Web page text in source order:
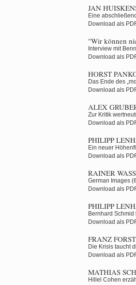
JAN
Eine
Download als
"Wir können
Interview mit
Download als
HORST
Das Ende des
Download als
ALEX
Zur Kritik
Download als
PHILIPP
Ein neuer
Download als
RAINER
German Images
Download als
PHILIPP
Bernhard
Download als
FRANZ
Die Krisis taucht
Download als
MATHIAS
Hillel Cohen